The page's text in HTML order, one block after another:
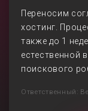
Переносим
хостинг.
также до 1
естественной
поискового
Ответственный: